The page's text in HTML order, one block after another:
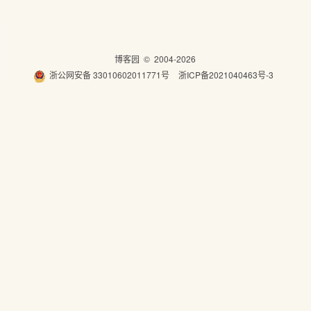
博客园 © 2004-2026
浙公网安备 33010602011771号
浙ICP备2021040463号-3